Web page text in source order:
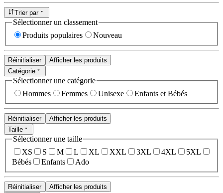
Trier par
Sélectionner un classement
Produits populaires
Nouveau
Réinitialiser
Afficher les produits
Catégorie
Sélectionner une catégorie
Hommes
Femmes Unisexe Enfants et Bébés
Réinitialiser
Afficher les produits
Taille
Sélectionner une taille
XS
S M L XL XXL 3XL 4XL
5XL
Bébés
Enfants Ado
Réinitialiser
Afficher les produits